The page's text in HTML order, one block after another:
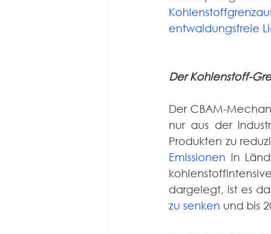
entwaldungsfreie
Der Kohlenstoff-
Der CBAM-
nur aus der
Produkten zu
Emissionen in
dargelegt, ist es
zu senken und bis